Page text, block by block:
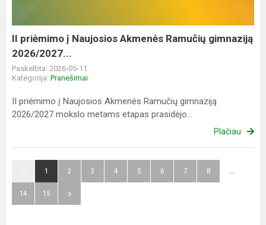
2026/2027...
II priėmimo į Naujosios Akmenės Ramučių gimnaziją
2026/2027...
Paskelbta: 2026-05-11
Kategorija: Pranešimai
II priėmimo į Naujosios Akmenės Ramučių gimnaziją
2026/2027 mokslo metams etapas prasidėjo...
Plačiau
1 2 3 4 5 6 7 8 ...
14 15